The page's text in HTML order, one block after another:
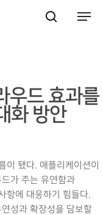
우드 효과를
화 방안
이 됐다. 애플리케이션이
가 주는 유연함과
항에 대응하기 힘들다.
성과 확장성을 담보할